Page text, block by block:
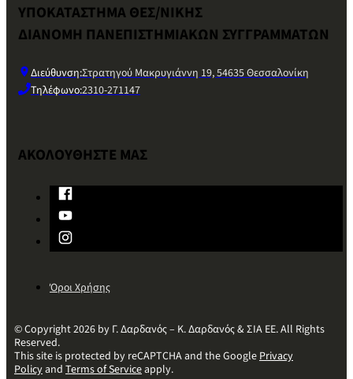
ΥΠΟΚΑΤΑΣΤΗΜΑ ΘΕΣ/ΝΙΚΗΣ
ΔΙΑΝΟΜΗ ΠΑΝΕΠΙΣΤΗΜΙΑΚΩΝ ΣΥΓΓΡΑΜΜΑΤΩΝ
Διεύθυνση:Στρατηγού Μακρυγιάννη 19, 54635 Θεσσαλονίκη
Τηλέφωνο:2310-271147
ΑΚΟΛΟΥΘΗΣΤΕ ΜΑΣ
Όροι Χρήσης
© Copyright 2026 by Γ. Δαρδανός – Κ. Δαρδανός & ΣΙΑ ΕΕ. All Rights
Reserved.
This site is protected by reCAPTCHA and the GooglePrivacy
Policyand Terms of Serviceapply.